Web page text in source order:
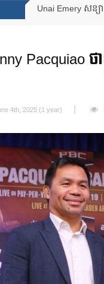
Unai Emery សន្យ
Pacquiao ថ
4th, 2025 (1 year)